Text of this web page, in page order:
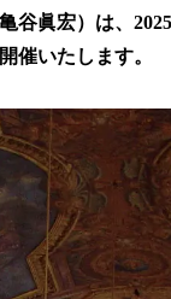
谷眞宏）は、
催いたします。